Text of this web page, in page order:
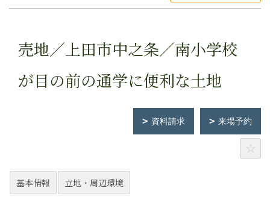
売地／上田市中之条／南小学校
が目の前の通学に便利な土地
資料請求 来場予約
基本情報 立地・周辺環境